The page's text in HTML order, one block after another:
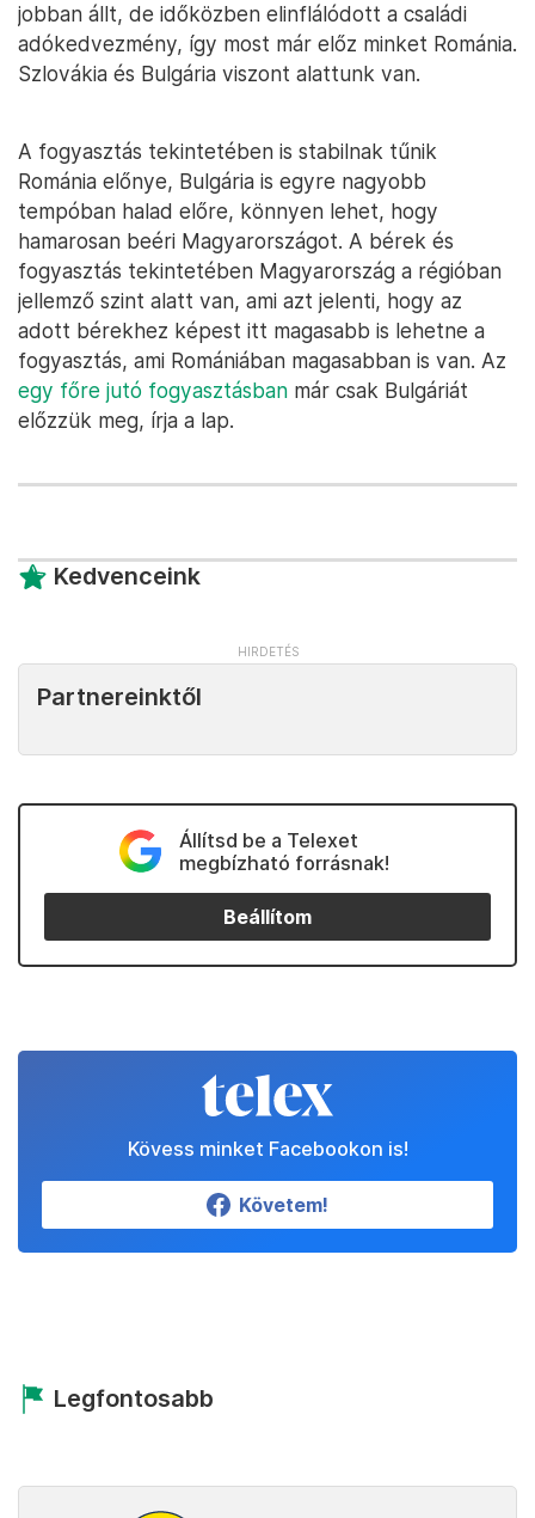
jobban állt, de időközben elinflálódott a családi
adókedvezmény, így most már előz minket Románia.
Szlovákia és Bulgária viszont alattunk van.
A fogyasztás tekintetében is stabilnak tűnik
Románia előnye, Bulgária is egyre nagyobb
tempóban halad előre, könnyen lehet, hogy
hamarosan beéri Magyarországot. A bérek és
fogyasztás tekintetében Magyarország a régióban
jellemző szint alatt van, ami azt jelenti, hogy az
adott bérekhez képest itt magasabb is lehetne a
fogyasztás, ami Romániában magasabban is van. Az
egy főre jutó fogyasztásban már csak Bulgáriát
előzzük meg, írja a lap.
Kedvenceink
Partnereinktől
Állítsd be a Telexet
megbízható forrásnak!
Beállítom
Kövess minket Facebookon is!
Követem!
Legfontosabb